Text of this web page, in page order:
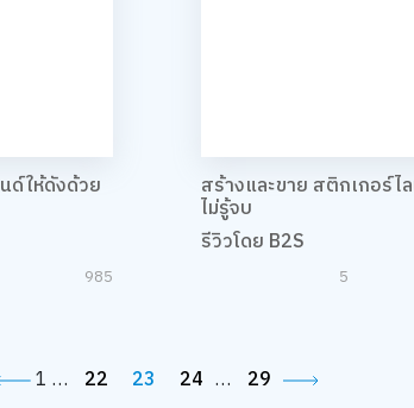
ด์ให้ดังด้วย
985
สร้างและขาย สติกเกอร์ไ
ไม่รู้จบ
รีวิวโดย B2S
5
1 … 22 23 24 … 29